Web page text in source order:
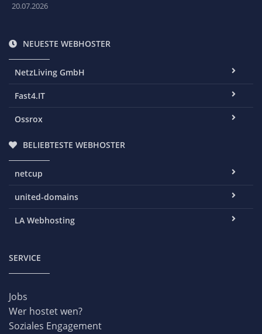
20.07.2026
NEUESTE WEBHOSTER
NetzLiving GmbH
Fast4.IT
Ossrox
BELIEBTESTE WEBHOSTER
netcup
united-domains
LA Webhosting
SERVICE
Jobs
Wer hostet wen?
Soziales Engagement